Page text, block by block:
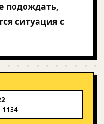
подождать,
ситуация с